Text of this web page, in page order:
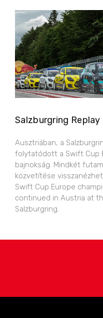
Salzburgring Replay
Ausztriában, a
folytatódott a Swift Cup
bajnokság. Mindkét
közvetítése
Swift Cup Europe
continued in Austria at
Salzburgring.